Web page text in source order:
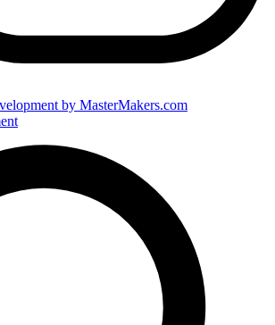
by MasterMakers.com